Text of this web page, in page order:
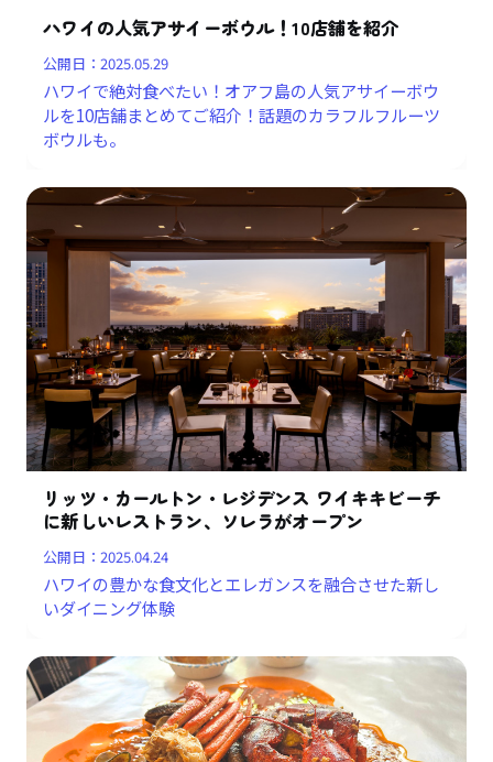
ハワイの人気アサイーボウル！10店舗を紹介
公開日：2025.05.29
ハワイで絶対食べたい！オアフ島の人気アサイーボウ
ルを10店舗まとめてご紹介！話題のカラフルフルーツ
ボウルも。
リッツ・カールトン・レジデンス ワイキキビーチ
に新しいレストラン、ソレラがオープン
公開日：2025.04.24
ハワイの豊かな食文化とエレガンスを融合させた新し
いダイニング体験